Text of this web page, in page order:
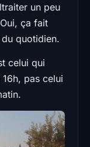
un peu
ça fait
quotidien.
celui qui
pas celui